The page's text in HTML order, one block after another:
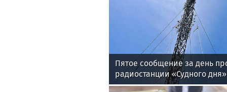
Пятое сообщение за день
радиостанции «Судного дня»